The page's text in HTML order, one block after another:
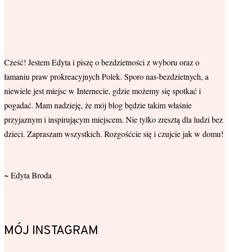
Cześć! Jestem Edyta i piszę o bezdzietności z wyboru oraz o
łamaniu praw prokreacyjnych Polek. Sporo nas-bezdzietnych, a
niewiele jest miejsc w Internecie, gdzie możemy się spotkać i
pogadać. Mam nadzieję, że mój blog będzie takim właśnie
przyjaznym i inspirującym miejscem. Nie tylko zresztą dla ludzi bez
dzieci. Zapraszam wszystkich. Rozgośćcie się i czujcie jak w domu!
~ Edyta Broda
MÓJ INSTAGRAM